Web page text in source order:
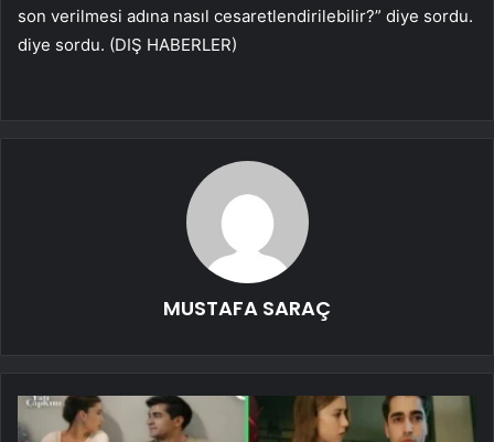
son verilmesi adına nasıl cesaretlendirilebilir?” diye sordu.
diye sordu. (DIŞ HABERLER)
MUSTAFA SARAÇ